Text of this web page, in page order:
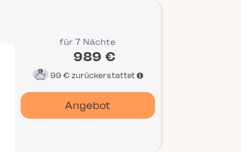
für 7 Nächte
989 €
99 € zurückerstattet
Angebot